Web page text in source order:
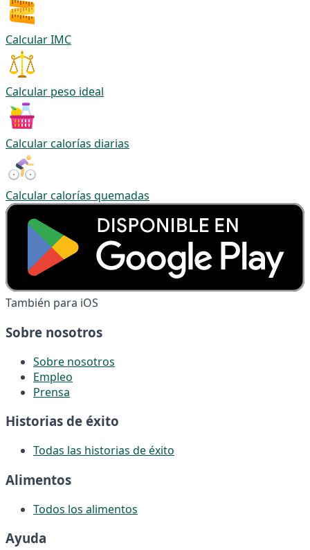
Calcular IMC
Calcular peso ideal
Calcular calorías diarias
Calcular calorías quemadas
También para iOS
Sobre nosotros
Sobre nosotros
Empleo
Prensa
Historias de éxito
Todas las historias de éxito
Alimentos
Todos los alimentos
Ayuda